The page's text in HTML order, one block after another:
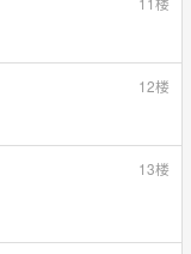
12楼
13楼